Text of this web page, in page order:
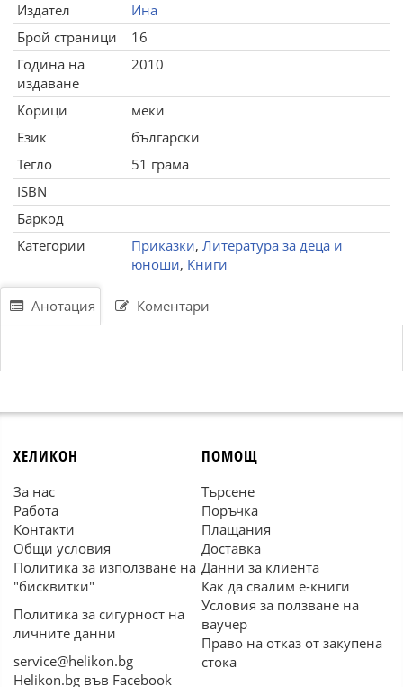
Издател
Ина
Брой страници
16
Година на
издаване
2010
Корици
меки
Език
български
Тегло
51 грама
ISBN
Баркод
Категории
Приказки, Литература за деца и
юноши, Книги
Анотация Коментари
ХЕЛИКОН
За нас
Работа
Контакти
Общи условия
Политика за използване на
"бисквитки"
Политика за сигурност на
личните данни
service@helikon.bg
Helikon.bg във Facebook
ПОМОЩ
Търсене
Поръчка
Плащания
Доставка
Данни за клиента
Как да свалим е-книги
Условия за ползване на
ваучер
Право на отказ от закупена
стока